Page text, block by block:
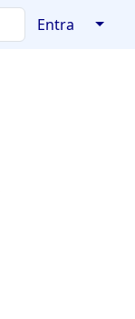
Entra ↓